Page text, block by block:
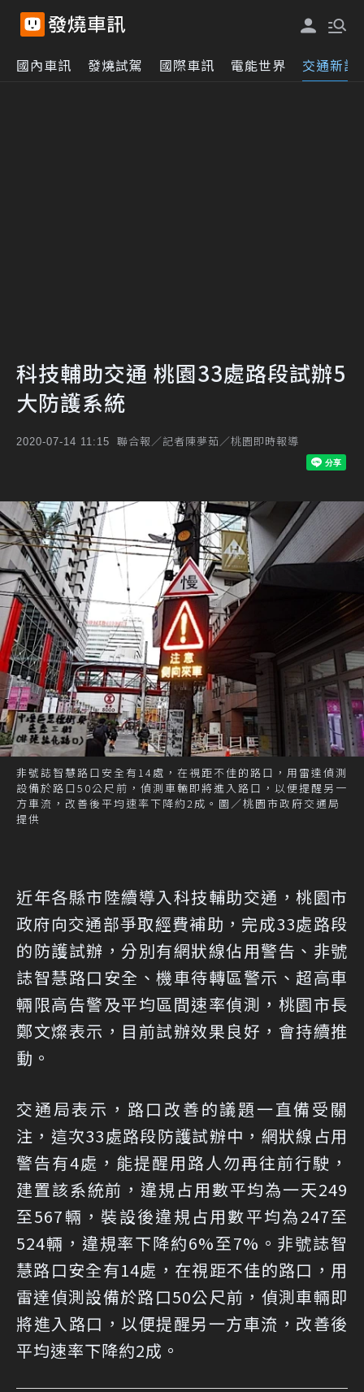
國內車訊 發燒試駕 國際車訊 電能世界 交通新訊
科技輔助交通 桃園33處路段試辦5
大防護系統
2020-07-14 11:15 聯合報／記者陳夢茹／桃園即時報導
非號誌智慧路口安全有14處，在視距不佳的路口，用雷達偵測
設備於路口50公尺前，偵測車輛即將進入路口，以便提醒另一
方車流，改善後平均速率下降約2成。圖／桃園市政府交通局
提供
近年各縣市陸續導入科技輔助交通，桃園市
政府向交通部爭取經費補助，完成33處路段
的防護試辦，分別有網狀線佔用警告、非號
誌智慧路口安全、機車待轉區警示、超高車
輛限高告警及平均區間速率偵測，桃園市長
鄭文燦表示，目前試辦效果良好，會持續推
動。
交通局表示，路口改善的議題一直備受關
注，這次33處路段防護試辦中，網狀線占用
警告有4處，能提醒用路人勿再往前行駛，
建置該系統前，違規占用數平均為一天249
至567輛，裝設後違規占用數平均為247至
524輛，違規率下降約6%至7%。非號誌智
慧路口安全有14處，在視距不佳的路口，用
雷達偵測設備於路口50公尺前，偵測車輛即
將進入路口，以便提醒另一方車流，改善後
平均速率下降約2成。